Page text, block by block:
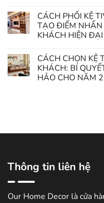
CÁCH PHỐI KỆ
TẠO ĐIỂM
KHÁCH HIỆN ĐẠI
CÁCH CHỌN KỆ
KHÁCH: BÍ
HẢO CHO NĂM
Thông tin liên hệ
Our Home Decor là cửa